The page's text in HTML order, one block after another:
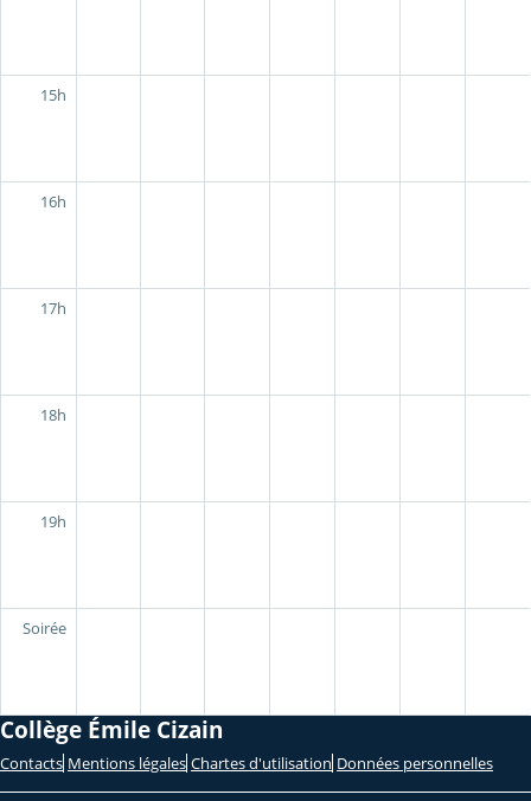
15h
16h
17h
18h
19h
Soirée
Collège Émile Cizain
Contacts Mentions légales Chartes d'utilisation Données personnelles